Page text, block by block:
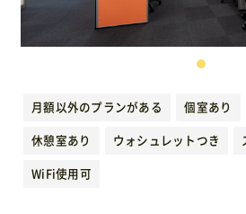
広告掲載について
免責事項
月額以外のプランがある 個室あり
休憩室あり
ウォシュレットつき
WiFi使用可